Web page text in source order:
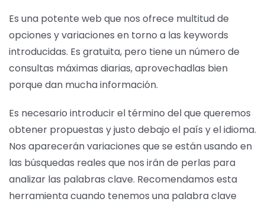
Es una potente web que nos ofrece multitud de
opciones y variaciones en torno a las keywords
introducidas. Es gratuita, pero tiene un número de
consultas máximas diarias, aprovechadlas bien
porque dan mucha información.
Es necesario introducir el término del que queremos
obtener propuestas y justo debajo el país y el idioma.
Nos aparecerán variaciones que se están usando en
las búsquedas reales que nos irán de perlas para
analizar las palabras clave. Recomendamos esta
herramienta cuando tenemos una palabra clave